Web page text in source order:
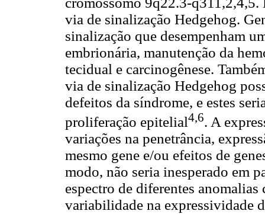
via de sinalização Hedgehog.
sinalização que desempenham
embrionária, manutenção da
tecidual e carcinogênese.
via de sinalização Hedgehog
defeitos da síndrome, e estes
proliferação epitelial4,6. A
variações na penetrância,
mesmo gene e/ou efeitos de
modo, não seria inesperado em
espectro de diferentes
variabilidade na expressividade